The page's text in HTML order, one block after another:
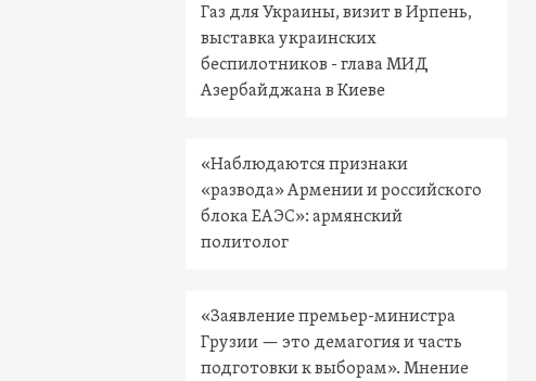
Газ для Украины, визит в Ирпень,
выставка украинских
беспилотников - глава МИД
Азербайджана в Киеве
«Наблюдаются признаки
«развода» Армении и российского
блока ЕАЭС»: армянский
политолог
«Заявление премьер-министра
Грузии — это демагогия и часть
подготовки к выборам». Мнение